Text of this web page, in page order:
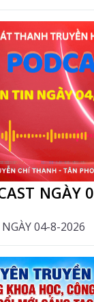
NGÀY
04-8-2026